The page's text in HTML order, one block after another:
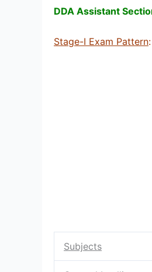
DDA Assistant
Stage-I Exam Pattern:
Subjects